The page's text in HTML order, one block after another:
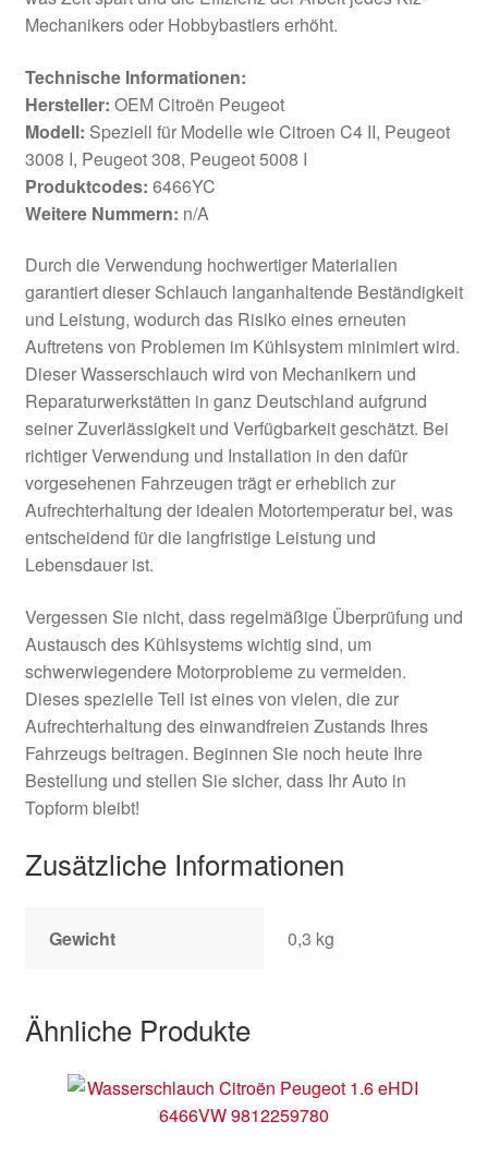
Mechanikers oder Hobbybastlers erhöht.
Technische Informationen:
Hersteller: OEM Citroën Peugeot
Modell: Speziell für Modelle wie Citroen C4 II, Peugeot
3008 I, Peugeot 308, Peugeot 5008 I
Produktcodes: 6466YC
Weitere Nummern: n/A
Durch die Verwendung hochwertiger Materialien
garantiert dieser Schlauch langanhaltende Beständigkeit
und Leistung, wodurch das Risiko eines erneuten
Auftretens von Problemen im Kühlsystem minimiert wird.
Dieser Wasserschlauch wird von Mechanikern und
Reparaturwerkstätten in ganz Deutschland aufgrund
seiner Zuverlässigkeit und Verfügbarkeit geschätzt. Bei
richtiger Verwendung und Installation in den dafür
vorgesehenen Fahrzeugen trägt er erheblich zur
Aufrechterhaltung der idealen Motortemperatur bei, was
entscheidend für die langfristige Leistung und
Lebensdauer ist.
Vergessen Sie nicht, dass regelmäßige Überprüfung und
Austausch des Kühlsystems wichtig sind, um
schwerwiegendere Motorprobleme zu vermeiden.
Dieses spezielle Teil ist eines von vielen, die zur
Aufrechterhaltung des einwandfreien Zustands Ihres
Fahrzeugs beitragen. Beginnen Sie noch heute Ihre
Bestellung und stellen Sie sicher, dass Ihr Auto in
Topform bleibt!
Zusätzliche Informationen
Gewicht 0,3 kg
Ähnliche Produkte